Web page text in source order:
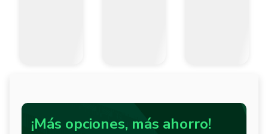
¡Más opciones, más ahorro!